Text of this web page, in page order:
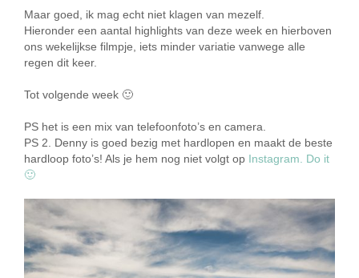
Maar goed, ik mag echt niet klagen van mezelf.
Hieronder een aantal highlights van deze week en hierboven
ons wekelijkse filmpje, iets minder variatie vanwege alle
regen dit keer.
Tot volgende week 🙂
PS het is een mix van telefoonfoto’s en camera.
PS 2. Denny is goed bezig met hardlopen en maakt de beste
hardloop foto’s! Als je hem nog niet volgt op Instagram. Do it
🙂